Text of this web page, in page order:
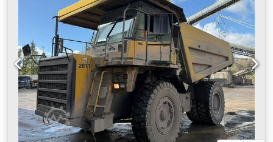
Kėbulo būklė: išlikę 30–40% Centrinis tepimo įrenginys
Padangų dydis: 18.00R33, ~30–40% likutis Variklio galia:
371 kW CE / EPA Cjdpfx Aeyx Hg Iodteha Darbinis svoris: 35
t.